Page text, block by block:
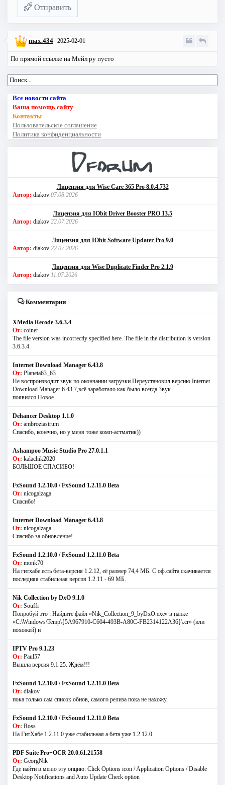
Отправить
max.434 2025-02-01
По прямой ссылке на Мейл ру пусто
Все новости сайта
Ваша помощь сайту
Контакты
Пользовательское соглашение
Политика конфиденциальности
Лицензия для Wise Care 365 Pro 8.0.4.732
Автор: diakov 07.08.2026
Лицензия для IObit Driver Booster PRO 13.5
Автор: diakov 22.07.2026
Лицензия для IObit Software Updater Pro 9.0
Автор: diakov 22.07.2026
Лицензия для Wise Duplicate Finder Pro 2.1.9
Автор: diakov 11.07.2026
Комментарии
XMedia Recode 3.6.3.4
От: coiner
The file version was incorrectly specified here. The file in the distribution is version
3.6.3.4.
Internet Download Manager 6.43.8
От: Planeta63_63
Не воспроизводит звук по окончании загрузки.Переустановил версию Internet
Download Manager 6.43.7,всё заработало как было всегда.Звук
появился.Новое
Dehancer Desktop 1.1.0
От: ambroziastrum
Спасибо, конечно, но у меня тоже комп-астматик))
Ashampoo Music Studio Pro 27.0.1.1
От: kalachik2020
БОЛЬШОЕ СПАСИБО!
FxSound 1.2.10.0 / FxSound 1.2.11.0 Beta
От: nicogalzaga
Спасибо!
Internet Download Manager 6.43.8
От: nicogalzaga
Спасибо за обновление!
FxSound 1.2.10.0 / FxSound 1.2.11.0 Beta
От: monk70
На гитхабе есть бета-версия 1.2.12, её размер 74,4 МБ. С оф.сайта скачивается
последняя стабильная версия 1.2.11 - 69 МБ.
Nik Collection by DxO 9.1.0
От: Souffi
Попробуй это : Найдите файл «Nik_Collection_9_byDxO.exe» в папке
«C:\Windows\Temp\{5A967910-C604-493B-A80C-FB2314122A36}\.cr» (или
похожей) и
IPTV Pro 9.1.23
От: Paul57
Вышла версия 9.1.25. Ждём!!!
FxSound 1.2.10.0 / FxSound 1.2.11.0 Beta
От: diakov
пока только сам список обнов, самого релиза пока не нахожу.
FxSound 1.2.10.0 / FxSound 1.2.11.0 Beta
От: Ross
На ГитХабе 1.2.11.0 уже стабильная а бета уже 1.2.12.0
PDF Suite Pro+OCR 20.0.61.21558
От: GeorgNik
Где найти в меню эту опцию: Click Options icon / Application Options / Disable
Desktop Notifications and Auto Update Check option